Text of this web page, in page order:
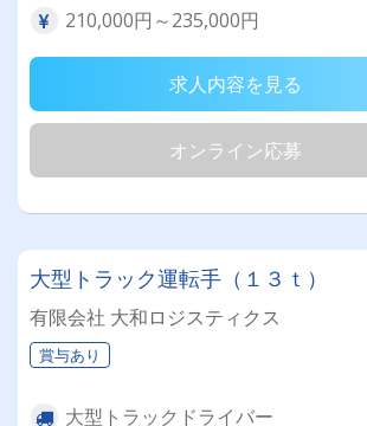
210,000円～235,000円
求人内容を見る
オンライン応募
大型トラック運転手（１３ｔ）
有限会社 大和ロジスティクス
賞与あり
大型トラックドライバー